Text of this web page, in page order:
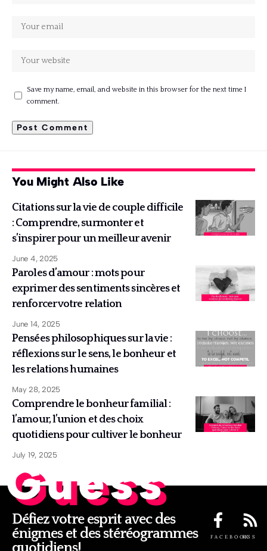
Save my name, email, and website in this browser for the next time I
comment.
You Might Also Like
Citations sur la vie de couple difficile
: Comprendre, surmonter et
s’inspirer pour un meilleur avenir
June 4, 2025
Paroles d’amour : mots pour
exprimer des sentiments sincères et
renforcer votre relation
June 14, 2025
Pensées philosophiques sur la vie :
réflexions sur le sens, le bonheur et
les relations humaines
May 28, 2025
Comprendre le bonheur familial :
l’amour, l’union et des choix
quotidiens pour cultiver le bonheur
July 19, 2025
Guess
Défiez votre esprit avec des
énigmes et des stéréogrammes
FACEBOOKRSS